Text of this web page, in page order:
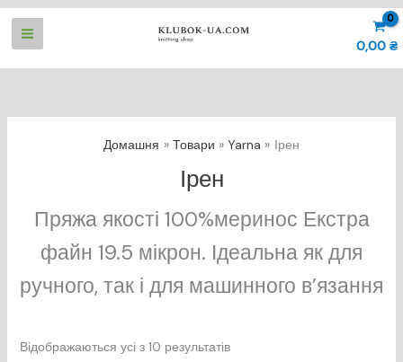
Перейти
0,00 ₴
Домашня Товари Yarna Ірен
Ірен
Пряжа якості 100%меринос Екстра
файн 19.5 мікрон. Ідеальна як для
ручного, так і для машинного в’язання
Відображаються усі з 10 результатів